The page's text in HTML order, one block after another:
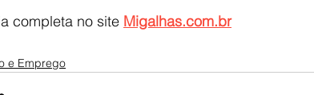
completa no site Migalhas.com.br
e Emprego